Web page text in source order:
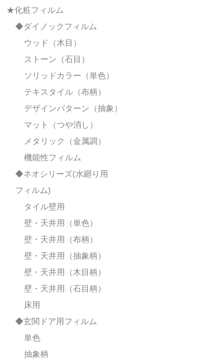
★化粧フィルム
◆ダイノックフィルム
ウッド（木目）
ストーン（石目）
ソリッドカラー（単色）
テキスタイル（布柄）
デザインパターン（抽象）
マット（つや消し）
メタリック（金属調）
機能性フィルム
◆ネオシリーズ(水廻り用
フィルム)
タイル壁用
壁・天井用（単色）
壁・天井用（布柄）
壁・天井用（抽象柄）
壁・天井用（木目柄）
壁・天井用（石目柄）
床用
◆玄関ドア用フィルム
単色
抽象柄